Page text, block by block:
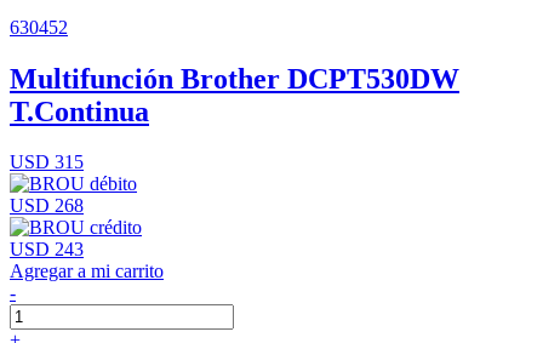
630452
Multifunción Brother DCPT530DW
T.Continua
USD 315
USD 268
USD 243
Agregar a mi carrito
-